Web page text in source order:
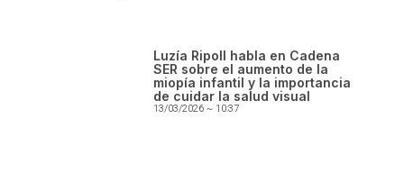
Luzía Ripoll habla en Cadena
SER sobre el aumento de la
miopía infantil y la importancia
de cuidar la salud visual
13/03/2026 10:37